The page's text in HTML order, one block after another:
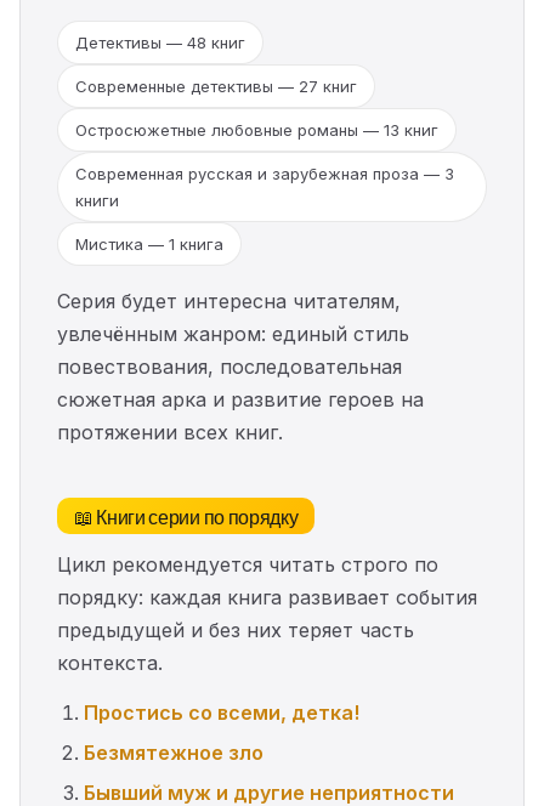
Детективы — 48 книг
Современные детективы — 27 книг
Остросюжетные любовные романы — 13 книг
Современная русская и зарубежная проза — 3
книги
Мистика — 1 книга
Серия будет интересна читателям,
увлечённым жанром: единый стиль
повествования, последовательная
сюжетная арка и развитие героев на
протяжении всех книг.
📖 Книги серии по порядку
Цикл рекомендуется читать строго по
порядку: каждая книга развивает события
предыдущей и без них теряет часть
контекста.
Простись со всеми, детка!
Безмятежное зло
Бывший муж и другие неприятности